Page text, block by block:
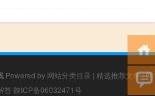
Powered by 网站分类目录 | 精选推荐文章|网
答 陕ICP备06032471号